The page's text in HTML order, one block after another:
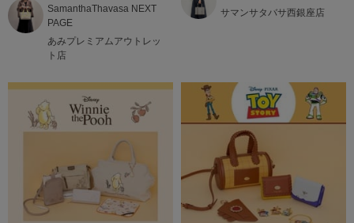
SamanthaThavasa NEXT
PAGE
あみプレミアムアウトレッ
ト店
サマンサタバサ西銀座店